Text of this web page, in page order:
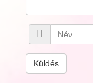
Küldés